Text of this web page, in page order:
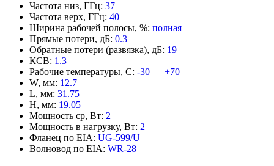
Частота низ, ГГц: 37
Частота верх, ГГц: 40
Ширина рабочей полосы, %: полная
Прямые потери, дБ: 0.3
Обратные потери (развязка), дБ: 19
КСВ: 1.3
Рабочие температуры, С: -30 — +70
W, мм: 12.7
L, мм: 31.75
H, мм: 19.05
Мощность ср, Вт: 2
Мощность в нагрузку, Вт: 2
Фланец по EIA: UG-599/U
Волновод по EIA: WR-28